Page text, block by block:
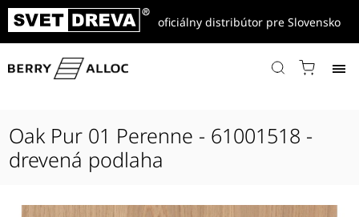
oficiálny distribútor pre Slovensko
Domov / Produkty / Drevené parkety
/
Exclusif XXL Long
Oak Pur 01 Perenne - 61001518 - drevená podlaha
Oak Pur 01 Perenne - 61001518 -
drevená podlaha